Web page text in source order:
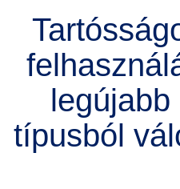
típusból